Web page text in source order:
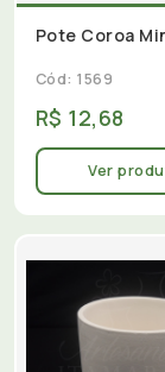
Pote Coroa
Cód: 1569
R$ 12,68
Ver